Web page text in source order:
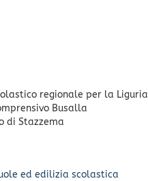
regionale per la Liguria
Busalla
di Stazzema
ed edilizia scolastica